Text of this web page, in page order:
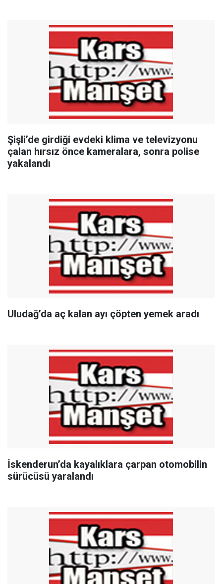
Şişli’de girdiği evdeki klima ve televizyonu
çalan hırsız önce kameralara, sonra polise
yakalandı
Uludağ’da aç kalan ayı çöpten yemek aradı
İskenderun’da kayalıklara çarpan otomobilin
sürücüsü yaralandı